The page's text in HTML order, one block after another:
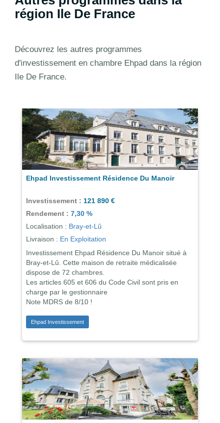
région Ile De France
Découvrez les autres programmes
d'investissement en chambre Ehpad dans la région
Ile De France.
Ehpad Investissement Résidence Du Manoir
Investissement : 121 890 €
Rendement : 7,30 %
Localisation : Bray-et-Lû
Livraison : En Exploitation
Investissement Ehpad Résidence Du Manoir situé à
Bray-et-Lû. Cette maison de retraite médicalisée
dispose de 72 chambres.
Les articles 605 et 606 du Code Civil sont pris en
charge par le gestionnaire
Note MDRS de 8/10 !
Ehpad Investissement